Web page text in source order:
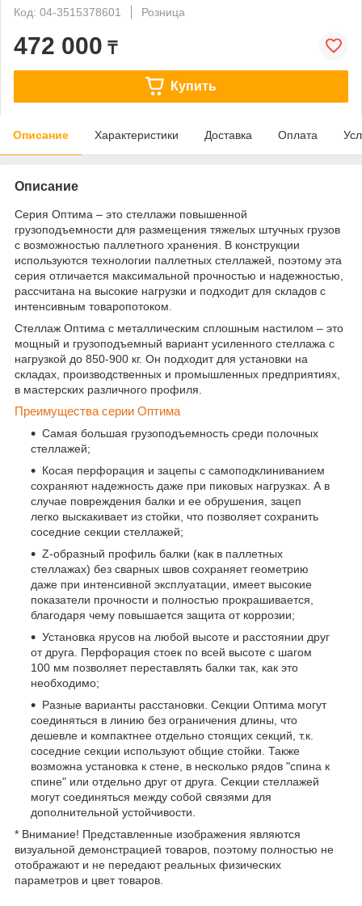
Код: 04-3515378601
Розница
472 000 ₸
Купить
Описание Характеристики Доставка Оплата
Описание
Серия Оптима – это стеллажи повышенной
грузоподъемности для размещения тяжелых штучных грузов
с возможностью паллетного хранения. В конструкции
используются технологии паллетных стеллажей, поэтому эта
серия отличается максимальной прочностью и надежностью,
рассчитана на высокие нагрузки и подходит для складов с
интенсивным товаропотоком.
Стеллаж Оптима с металлическим сплошным настилом – это
мощный и грузоподъемный вариант усиленного стеллажа с
нагрузкой до 850-900 кг. Он подходит для установки на
складах, производственных и промышленных предприятиях,
в мастерских различного профиля.
Преимущества серии Оптима
Самая большая грузоподъемность среди полочных
стеллажей;
Косая перфорация и зацепы с самоподклиниванием
сохраняют надежность даже при пиковых нагрузках. А в
случае повреждения балки и ее обрушения, зацеп
легко выскакивает из стойки, что позволяет сохранить
соседние секции стеллажей;
Z-образный профиль балки (как в паллетных
стеллажах) без сварных швов сохраняет геометрию
даже при интенсивной эксплуатации, имеет высокие
показатели прочности и полностью прокрашивается,
благодаря чему повышается защита от коррозии;
Установка ярусов на любой высоте и расстоянии друг
от друга. Перфорация стоек по всей высоте с шагом
100 мм позволяет переставлять балки так, как это
необходимо;
Разные варианты расстановки. Секции Оптима могут
соединяться в линию без ограничения длины, что
дешевле и компактнее отдельно стоящих секций, т.к.
соседние секции используют общие стойки. Также
возможна установка к стене, в несколько рядов "спина к
спине" или отдельно друг от друга. Секции стеллажей
могут соединяться между собой связями для
дополнительной устойчивости.
* Внимание! Представленные изображения являются
визуальной демонстрацией товаров, поэтому полностью не
отображают и не передают реальных физических
параметров и цвет товаров.